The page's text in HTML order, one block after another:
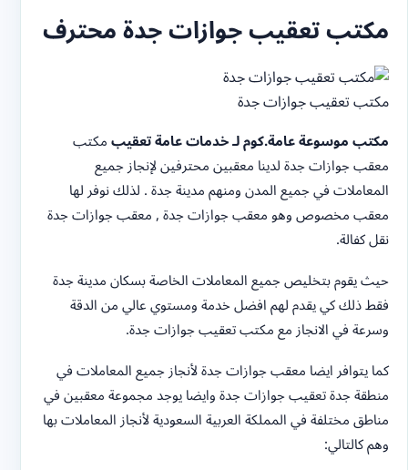
مكتب تعقيب جوازات جدة محترف
مكتب تعقيب جوازات جدة
مكتب موسوعة عامة.كوم لـ خدمات عامة تعقيبمكتب
معقب جوازات جدة لدينا معقبين محترفين لإنجاز جميع
المعاملات في جميع المدن ومنهم مدينة جدة . لذلك نوفر لها
معقب مخصوص وهو معقب جوازات جدة , معقب جوازات جدة
نقل كفالة.
حيث يقوم بتخليص جميع المعاملات الخاصة بسكان مدينة جدة
فقط ذلك كي يقدم لهم افضل خدمة ومستوي عالي من الدقة
وسرعة في الانجاز مع مكتب تعقيب جوازات جدة.
كما يتوافر ايضا معقب جوازات جدة لأنجاز جميع المعاملات في
منطقة جدة تعقيب جوازات جدة وايضا يوجد مجموعة معقبين في
مناطق مختلفة في المملكة العربية السعودية لأنجاز المعاملات بها
وهم كالتالي: